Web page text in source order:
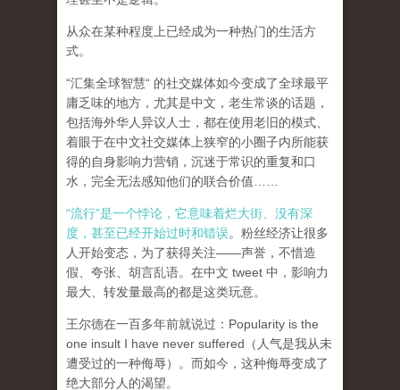
从众在某种程度上已经成为一种热门的生活方
式。
“汇集全球智慧“ 的社交媒体如今变成了全球最平
庸乏味的地方，尤其是中文，老生常谈的话题，
包括海外华人异议人士，都在使用老旧的模式、
着眼于在中文社交媒体上狭窄的小圈子内所能获
得的自身影响力营销，沉迷于常识的重复和口
水，完全无法感知他们的联合价值……
“流行”是一个悖论，它意味着烂大街、没有深
度，甚至已经开始过时和错误。粉丝经济让很多
人开始变态，为了获得关注——声誉，不惜造
假、夸张、胡言乱语。在中文 tweet 中，影响力
最大、转发量最高的都是这类玩意。
王尔德在一百多年前就说过：Popularity is the
one insult I have never suffered（人气是我从未
遭受过的一种侮辱）。而如今，这种侮辱变成了
绝大部分人的渴望。